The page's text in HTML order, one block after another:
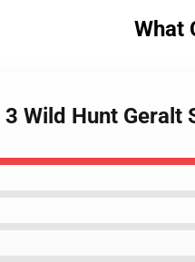
What
Wild Hunt